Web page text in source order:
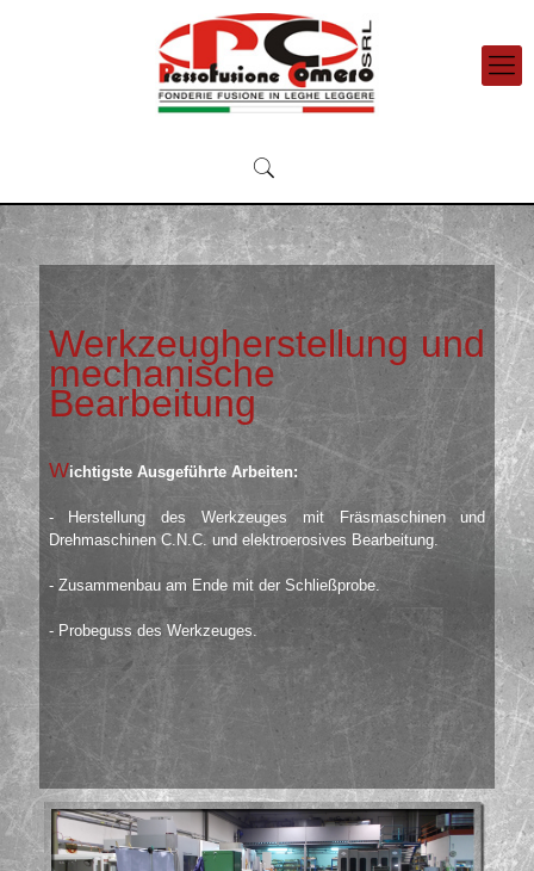
Werkzeugherstellung und
mechanische
Bearbeitung
Wichtigste Ausgeführte Arbeiten:
- Herstellung des Werkzeuges mit Fräsmaschinen und
Drehmaschinen C.N.C. und elektroerosives Bearbeitung.
- Zusammenbau am Ende mit der Schließprobe.
- Probeguss des Werkzeuges.